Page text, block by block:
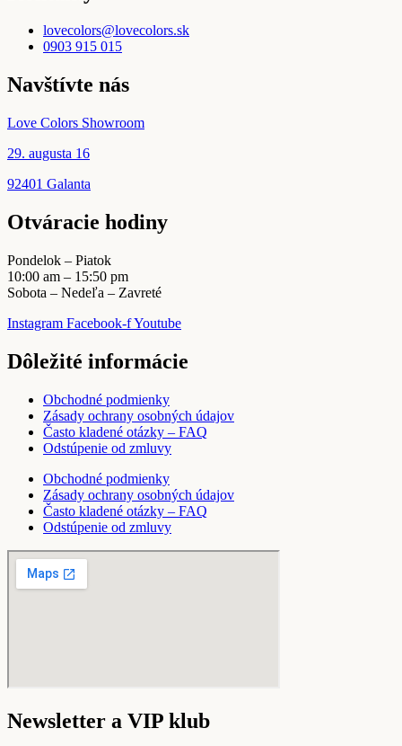
lovecolors@lovecolors.sk
0903 915 015
Navštívte nás
Love Colors Showroom
29. augusta 16
92401 Galanta
Otváracie hodiny
Pondelok – Piatok
10:00 am – 15:50 pm
Sobota – Nedeľa – Zavreté
Instagram Facebook-fYoutube
Dôležité informácie
Obchodné podmienky
Zásady ochrany osobných údajov
Často kladené otázky – FAQ
Odstúpenie od zmluvy
Obchodné podmienky
Zásady ochrany osobných údajov
Často kladené otázky – FAQ
Odstúpenie od zmluvy
Newsletter a VIP klub